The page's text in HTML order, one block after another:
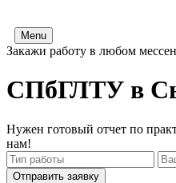
Menu
Закажи работу в любом
СПбГЛТУ в
Нужен готовый отчет по
нам!
Отправить заявку